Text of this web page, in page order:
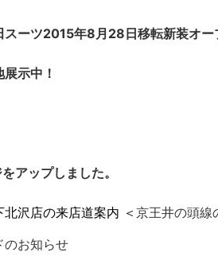
スーツ2015年8月28日移転新装オー
示中！
アップしました。
沢店の来店道案内 ＜ 京王井の頭線
のお知らせ